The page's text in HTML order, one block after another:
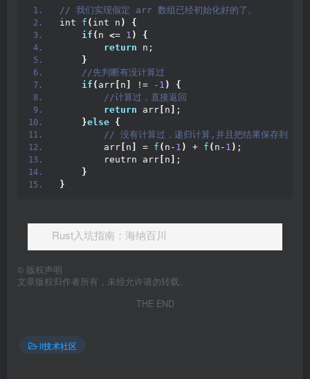
// 我们实现假定 arr 数组已经初始化好的了。
int f ( int n )
{
if ( n <= 1 )
{
return n;
}
//先判断有没计算过
if ( arr n != -1 )
{
//计算过，直接返回
return arr n
;
}else {
// 没有计算过，递归计算,并且把结果保存到 arr
        arr
n = f ( n- 1 ) + f ( n- 1 ) ;
        reutrn arr
n
;
}
}
Rust入坑指南：海纳百川
© 版权声明
文章版权归作者所有，未经允许请勿转载。
THE END
it技术社区